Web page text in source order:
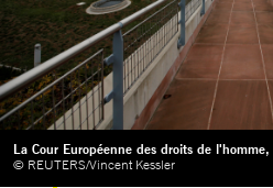
La Cour Européenne des droits de
© REUTERS/Vincent Kessler